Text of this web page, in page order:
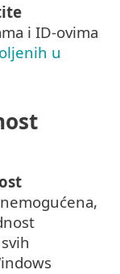
i ID-ovima
u